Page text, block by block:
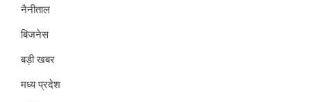
नैनीताल
बिजनेस
बड़ी खबर
मध्य प्रदेश